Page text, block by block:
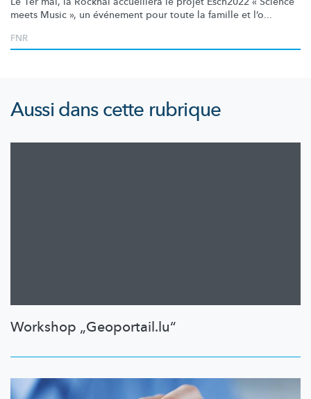
meets Music », un événement pour toute la famille et l’o...
FNR
Aussi dans cette rubrique
Workshop „Geoportail.lu“